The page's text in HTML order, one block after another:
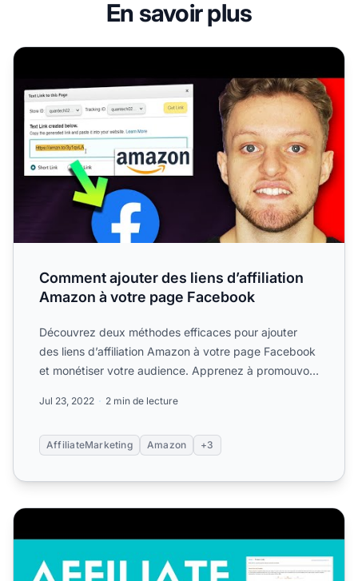
En savoir plus
Comment ajouter des liens d’affiliation Amazon à votre
Comment ajouter des liens d’affiliation
Amazon à votre page Facebook
Découvrez deux méthodes efficaces pour ajouter
des liens d’affiliation Amazon à votre page Facebook
et monétiser votre audience. Apprenez à promouvoir
Jul 23, 2022 2 min de lecture
AffiliateMarketing Amazon +3
Comment créer un lien d’affiliation Amazon